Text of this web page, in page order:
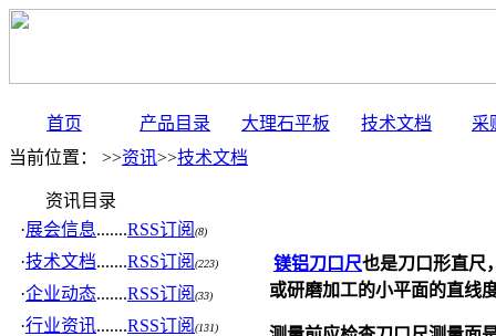
首页 产品目录 大理石平板 技术文档
采
当前位置： >>资讯>>技术文档
资讯目录
·展会信息.......RSS订阅 (8)
·技术文档.......RSS订阅 (223)
·企业动态.......RSS订阅 (33)
·行业资讯.......RSS订阅 (131)
镁铝刀口尺也是刀口形直尺
或研磨加工的小平面的直线